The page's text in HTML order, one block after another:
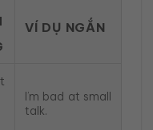
VÍ DỤ NGẮN
I’m bad at small
talk.